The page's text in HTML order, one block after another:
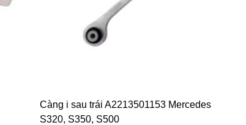
Càng i sau trái A2213501153 Mercedes
S320, S350, S500